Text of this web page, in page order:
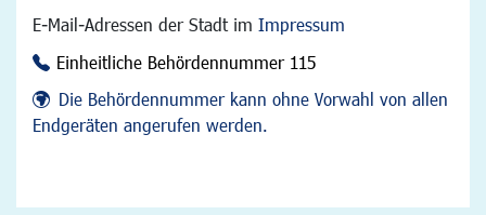
E-Mail-Adressen der Stadt im Impressum
Einheitliche Behördennummer 115
Die Behördennummer kann ohne Vorwahl von allen
Endgeräten angerufen werden.